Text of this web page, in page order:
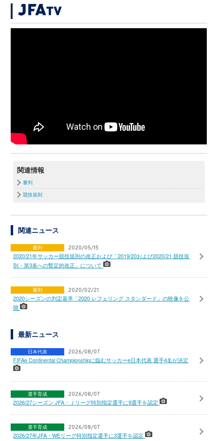
関連情報
審判
競技規則
関連ニュース
審判 2020/05/15
2020/21年サッカー競技規則の改正および「2019/20および2020/21 競技規
則－第3条への暫定的改正」について
審判 2020/02/21
2020シーズンの判定基準「2020 レフェリング スタンダード」の映像を公
開
最新ニュース
日本代表 2026/08/07
FIFAe Continental Championshipに臨むサッカーe日本代表 選手4名が決定
選手育成 2026/08/07
2026/27シーズン JFA・Ｊリーグ特別指定選手に9選手を認定
選手育成 2026/08/07
2026/27年JFA・WEリーグ特別指定選手に3選手を認定